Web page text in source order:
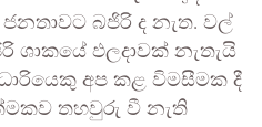
බජිරි ද නැත. වල්
ශාකයේ ඵලදාවක් නැතැයි
අප කළ විමසීමක දී
තහවුරු වී නැති